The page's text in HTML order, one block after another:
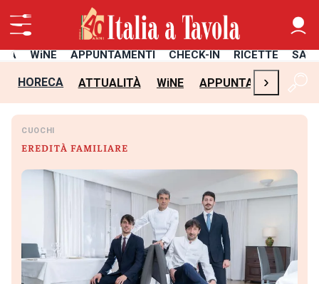
WiNE APPUNTAMENTI CHECK-IN RICETTE
HORECA ATTUALITÀ WiNE APPUNTAMENTI
›
CUOCHI
EREDITÀ FAMILIARE